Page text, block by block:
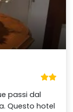
passi dal
Questo hotel